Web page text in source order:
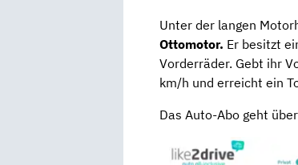
Unter der langen
Ottomotor. Er besitzt
Vorderräder. Gebt ihr
km/h und erreicht ein
Das Auto-Abo geht über